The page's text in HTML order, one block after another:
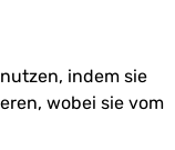
indem sie
wobei sie vom